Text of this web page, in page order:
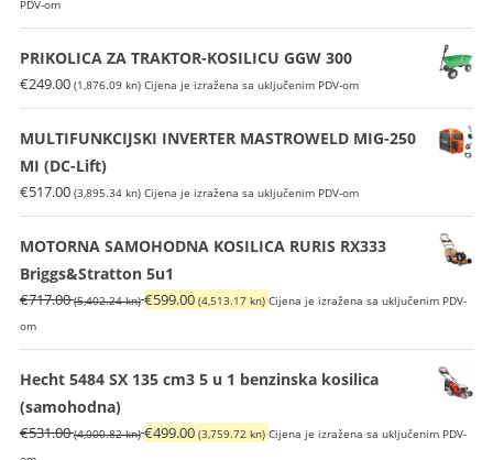
bila
je:
€146.00
(1,100.04
kn).
je:
€129.00
(971.95
kn).
PDV-om
PRIKOLICA ZA TRAKTOR-KOSILICU GGW 300
€249.00 (1,876.09 kn) Cijena je izražena sa uključenim PDV-om
MULTIFUNKCIJSKI INVERTER MASTROWELD MIG-250
MI (DC-Lift)
€517.00 (3,895.34 kn) Cijena je izražena sa uključenim PDV-om
MOTORNA SAMOHODNA KOSILICA RURIS RX333
Briggs&Stratton 5u1
€717.00 (5,402.24 kn)Izvorna
bila
je:
(5,402.24
€599.00 (4,513.17 kn) Trenutna
je:
€599.00
kn).
Cijena je izražena sa uključenim PDV-
om
Hecht 5484 SX 135 cm3 5 u 1 benzinska kosilica
(samohodna)
€531.00 (4,000.82 kn)Izvorna
€499.00 (3,759.72 kn) Trenutna
Cijena je izražena sa uključenim PDV-